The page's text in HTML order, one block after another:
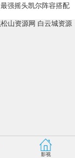
强摇头凯尔阵容搭配
山资源网 白云城资源
影视